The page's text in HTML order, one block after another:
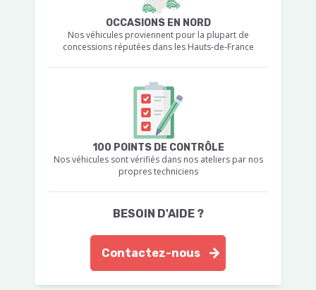
OCCASIONS EN NORD
Nos véhicules proviennent pour la plupart de
concessions réputées dans les Hauts-de-France
100 POINTS DE CONTRÔLE
Nos véhicules sont vérifiés dans nos ateliers par nos
propres techniciens
BESOIN D'AIDE ?
Contactez-nous